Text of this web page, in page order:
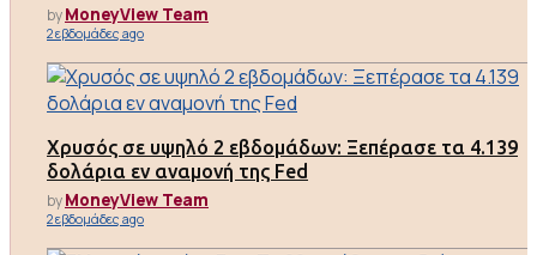
byMoneyView Team
2 εβδομάδες ago
Χρυσός σε υψηλό 2 εβδομάδων: Ξεπέρασε τα 4.139
δολάρια εν αναμονή της Fed
byMoneyView Team
2 εβδομάδες ago